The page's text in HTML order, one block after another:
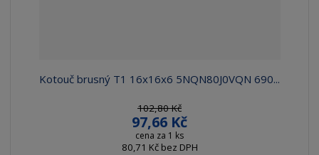
Kotouč brusný T1 16x16x6 5NQN80J0VQN 690...
102,80 Kč
97,66 Kč
cena za 1 ks
80,71 Kč bez DPH